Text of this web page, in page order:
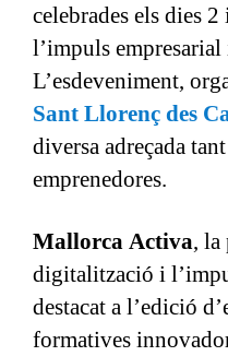
celebrades els dies
l’impuls
L’esdeveniment,
Sant Llorenç des
diversa adreçada
emprenedores.
Mallorca Activa, la
digitalització i
destacat a l’edició
formatives